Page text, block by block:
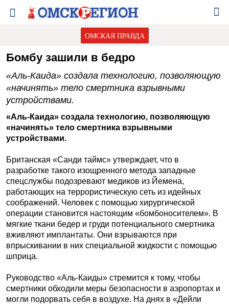
ОМСКАЯ ПРАВДА
Бомбу зашили в бедро
«Аль-Каида» создала технологию, позволяющую
«начинять» тело смертника взрывными
устройствами.
«Аль-Каида» создала технологию, позволяющую
«начинять» тело смертника взрывными
устройствами.
Британская «Санди таймс» утверждает, что в
разработке такого изощренного метода западные
спецслужбы подозревают медиков из Йемена,
работающих на террористическую сеть из идейных
соображений. Человек с помощью хирургической
операции становится настоящим «бомбоносителем». В
мягкие ткани бедер и груди потенциального смертника
вживляют имплантаты. Они взрываются при
впрыскивании в них специальной жидкости с помощью
шприца.
Руководство «Аль-Каиды» стремится к тому, чтобы
смертники обходили меры безопасности в аэропортах и
могли подорвать себя в воздухе. На днях в «Дейли